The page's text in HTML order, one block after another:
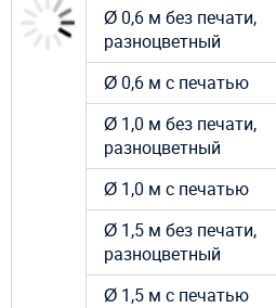
Ø 0,6 м без печати,
разноцветный
Ø 0,6 м с печатью
Ø 1,0 м без печати,
разноцветный
Ø 1,0 м с печатью
Ø 1,5 м без печати,
разноцветный
Ø 1,5 м с печатью